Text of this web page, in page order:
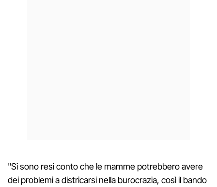
"Si sono resi conto che le mamme potrebbero avere
dei problemi a districarsi nella burocrazia, così il bando